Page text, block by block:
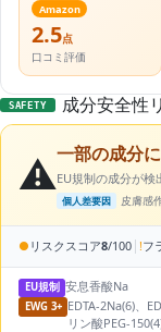
Amazon
2.5点
口コミ評価
SAFETY 成分安全性
⚠️一部の成分
EU規制の成分が検
個人差要因 皮膚感
● リスクスコア8/100 | !フ
EU規制 安息香酸Na
EWG 3+ EDTA-2Na(6)、
リン酸PEG-